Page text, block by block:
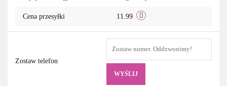
Cena przesyłki 11.99
Zostaw telefon
WYŚLIJ